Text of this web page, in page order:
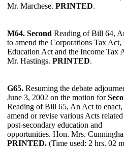
Mr. Marchese. PRINTED.
M64. Second Reading of Bill 64,
to amend the Corporations Tax Act,
Education Act and the Income Tax
Mr. Hastings. PRINTED.
G65. Resuming the debate
June 3, 2002 on the motion for
Reading of Bill 65, An Act to enact,
amend or revise various Acts
post-secondary education and
opportunities. Hon. Mrs.
PRINTED. (Time used: 2 hrs. 02